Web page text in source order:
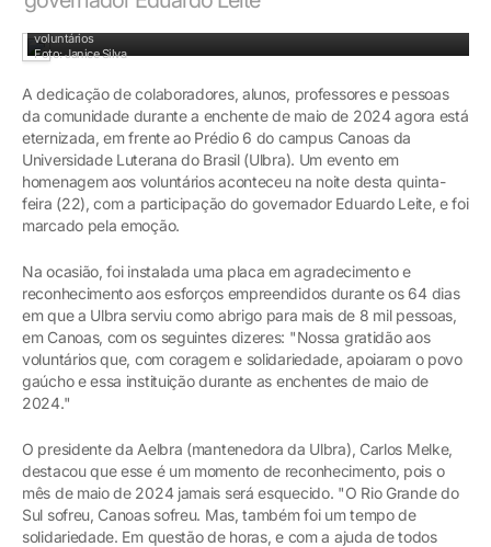
voluntários
Foto: Janice Silva
A dedicação de colaboradores, alunos, professores e pessoas
da comunidade durante a enchente de maio de 2024 agora está
eternizada, em frente ao Prédio 6 do campus Canoas da
Universidade Luterana do Brasil (Ulbra). Um evento em
homenagem aos voluntários aconteceu na noite desta quinta-
feira (22), com a participação do governador Eduardo Leite, e foi
marcado pela emoção.
Na ocasião, foi instalada uma placa em agradecimento e
reconhecimento aos esforços empreendidos durante os 64 dias
em que a Ulbra serviu como abrigo para mais de 8 mil pessoas,
em Canoas, com os seguintes dizeres: "Nossa gratidão aos
voluntários que, com coragem e solidariedade, apoiaram o povo
gaúcho e essa instituição durante as enchentes de maio de
2024."
O presidente da Aelbra (mantenedora da Ulbra), Carlos Melke,
destacou que esse é um momento de reconhecimento, pois o
mês de maio de 2024 jamais será esquecido. "O Rio Grande do
Sul sofreu, Canoas sofreu. Mas, também foi um tempo de
solidariedade. Em questão de horas, e com a ajuda de todos